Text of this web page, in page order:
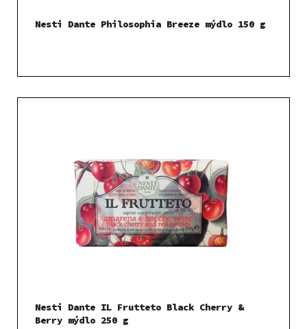
Nesti Dante Philosophia Breeze mýdlo 150 g
Nesti Dante IL Frutteto Black Cherry &
Berry mýdlo 250 g